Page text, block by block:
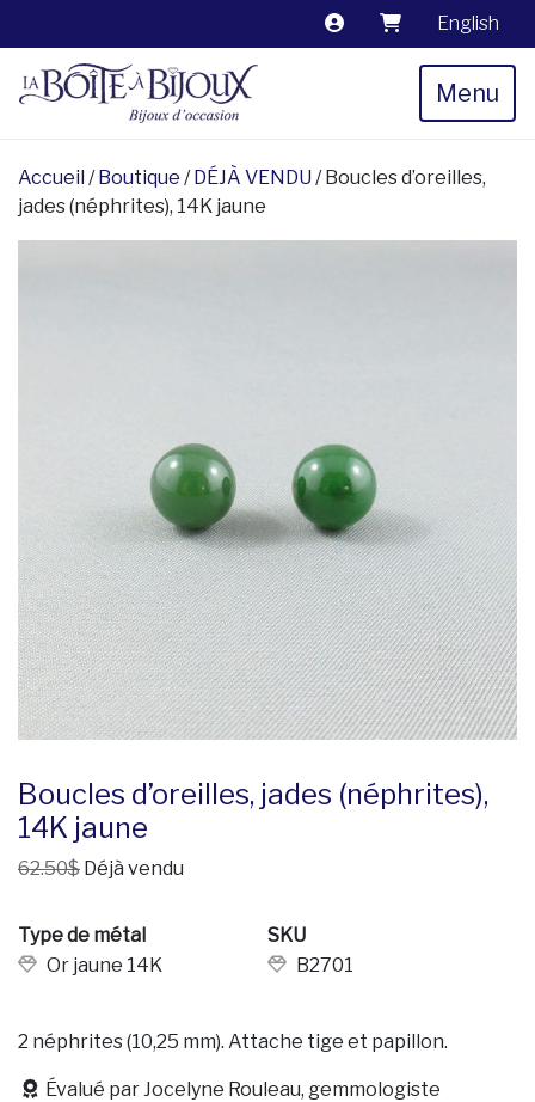
English
Menu
Accueil /Boutique /DÉJÀ VENDU / Boucles d’oreilles,
jades (néphrites), 14K jaune
Boucles d’oreilles, jades (néphrites),
14K jaune
62.50$ Déjà vendu
Type de métal
Or jaune 14K
SKU
B2701
2 néphrites (10,25 mm). Attache tige et papillon.
Évalué par Jocelyne Rouleau, gemmologiste